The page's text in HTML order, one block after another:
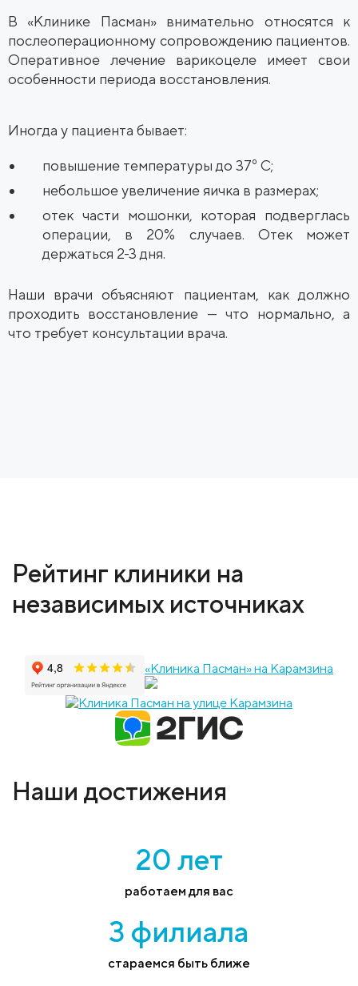
В «Клинике Пасман» внимательно относятся к
послеоперационному сопровождению пациентов.
Оперативное лечение варикоцеле имеет свои
особенности периода восстановления.
Иногда у пациента бывает:
повышение температуры до 37⁰ С;
небольшое увеличение яичка в размерах;
отек части мошонки, которая подверглась
операции, в 20% случаев. Отек может
держаться 2-3 дня.
Наши врачи объясняют пациентам, как должно
проходить восстановление — что нормально, а
что требует консультации врача.
Рейтинг клиники на
независимых источниках
«Клиника Пасман» на Карамзина
Наши достижения
20 лет
работаем для вас
3 филиала
стараемся быть ближе